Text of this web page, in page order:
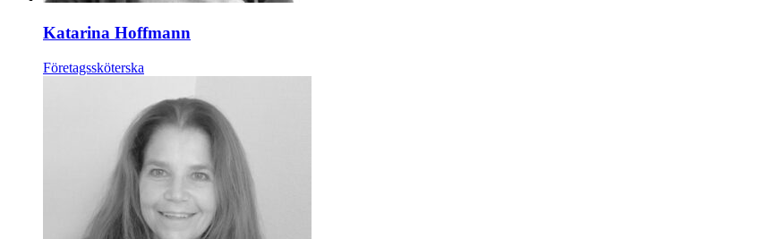
Katarina Hoffmann
Företagssköterska